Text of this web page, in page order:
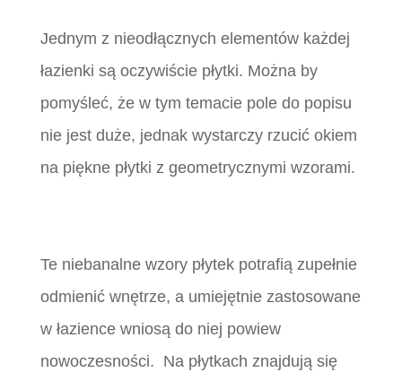
Jednym z nieodłącznych elementów każdej
łazienki są oczywiście płytki. Można by
pomyśleć, że w tym temacie pole do popisu
nie jest duże, jednak wystarczy rzucić okiem
na piękne płytki z geometrycznymi wzorami.
Te niebanalne wzory płytek potrafią zupełnie
odmienić wnętrze, a umiejętnie zastosowane
w łazience wniosą do niej powiew
nowoczesności. Na płytkach znajdują się